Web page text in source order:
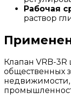
Рабочая
раствор
Клапан VRB-
общественных
недвижимости,